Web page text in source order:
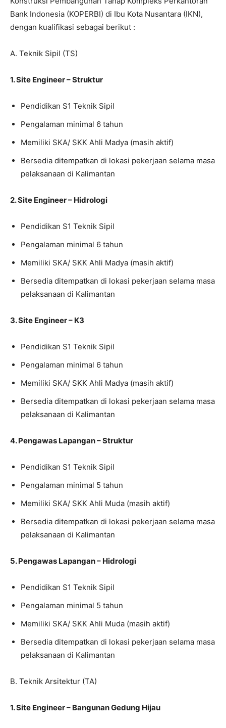
Bank Indonesia (KOPERBI) di Ibu Kota Nusantara (IKN),
dengan kualifikasi sebagai berikut :
A. Teknik Sipil (TS)
1. Site Engineer – Struktur
Pendidikan S1 Teknik Sipil
Pengalaman minimal 6 tahun
Memiliki SKA/ SKK Ahli Madya (masih aktif)
Bersedia ditempatkan di lokasi pekerjaan selama masa
pelaksanaan di Kalimantan
2. Site Engineer – Hidrologi
Pendidikan S1 Teknik Sipil
Pengalaman minimal 6 tahun
Memiliki SKA/ SKK Ahli Madya (masih aktif)
Bersedia ditempatkan di lokasi pekerjaan selama masa
pelaksanaan di Kalimantan
3. Site Engineer – K3
Pendidikan S1 Teknik Sipil
Pengalaman minimal 6 tahun
Memiliki SKA/ SKK Ahli Madya (masih aktif)
Bersedia ditempatkan di lokasi pekerjaan selama masa
pelaksanaan di Kalimantan
4. Pengawas Lapangan – Struktur
Pendidikan S1 Teknik Sipil
Pengalaman minimal 5 tahun
Memiliki SKA/ SKK Ahli Muda (masih aktif)
Bersedia ditempatkan di lokasi pekerjaan selama masa
pelaksanaan di Kalimantan
5. Pengawas Lapangan – Hidrologi
Pendidikan S1 Teknik Sipil
Pengalaman minimal 5 tahun
Memiliki SKA/ SKK Ahli Muda (masih aktif)
Bersedia ditempatkan di lokasi pekerjaan selama masa
pelaksanaan di Kalimantan
B. Teknik Arsitektur (TA)
1. Site Engineer – Bangunan Gedung Hijau